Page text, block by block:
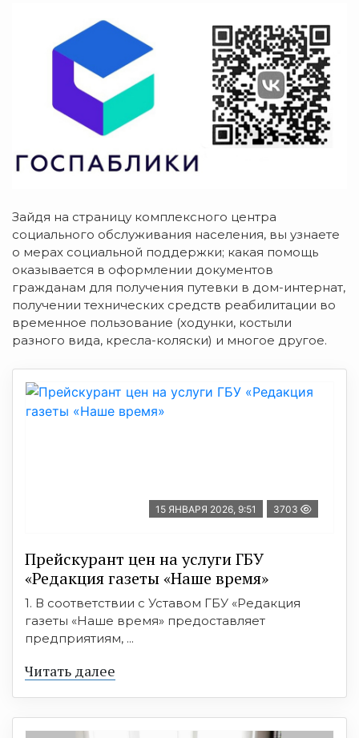
Зайдя на страницу комплексного центра
социального обслуживания населения, вы узнаете
о мерах социальной поддержки; какая помощь
оказывается в оформлении документов
гражданам для получения путевки в дом-интернат,
получении технических средств реабилитации во
временное пользование (ходунки, костыли
разного вида, кресла-коляски) и многое другое.
15 ЯНВАРЯ 2026, 9:51 3703
Прейскурант цен на услуги ГБУ
«Редакция газеты «Наше время»
1. В соответствии с Уставом ГБУ «Редакция
газеты «Наше время» предоставляет
предприятиям, ...
Читать далее